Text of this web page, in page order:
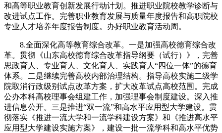
和高等职业教育创新发展行动计划。推进职业院校教学诊断与
改进试点工作。完善职业教育发展与质量年度报告和高职院校
专业人才培养年度报告制度。办好职业教育活动周。
8.全面深化高等教育综合改革。一是加强高校德育综合改
革。贯彻《山东高校德育综合改革指导纲要（试行）》，完善
思政育人、专业育人、文化育人、实践育人“四位一体”的德育
体系。二是继续完善高校内部治理结构。指导高校实施二级学
院取消行政级别试点改革方案，扩大改革试点高校范围。完成
公办本科高校理事会组建工作，加强理事会制度建设。深入推
进信息公开。三是推进“双一流”和高水平应用型大学建设。贯
彻落实《推进一流大学和一流学科建设方案》和《推进高水平
应用型大学建设实施方案》，建设一批一流学科和高水平优势